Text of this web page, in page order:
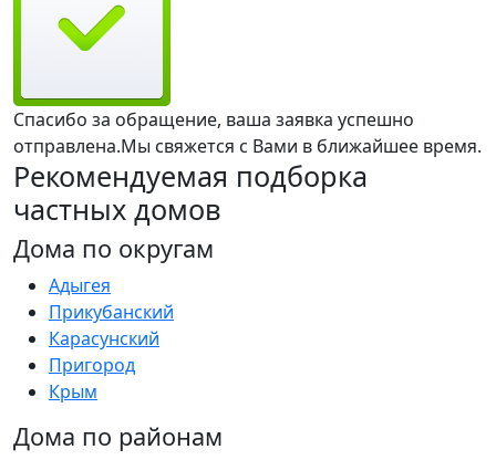
Спасибо за обращение, ваша заявка успешно
отправлена.Мы свяжется с Вами в ближайшее время.
Рекомендуемая подборка
частных домов
Дома по округам
Адыгея
Прикубанский
Карасунский
Пригород
Крым
Дома по районам